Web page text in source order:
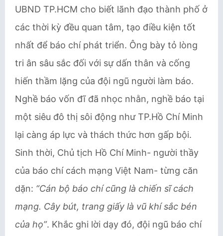
UBND TP.HCM cho biết lãnh đạo thành phố ở
các thời kỳ đều quan tâm, tạo điều kiện tốt
nhất để báo chí phát triển. Ông bày tỏ lòng
tri ân sâu sắc đối với sự dấn thân và cống
hiến thầm lặng của đội ngũ người làm báo.
Nghề báo vốn đĩ đã nhọc nhằn, nghề báo tại
một siêu đô thị sôi động như TP.Hồ Chí Minh
lại càng áp lực và thách thức hơn gấp bội.
Sinh thời, Chủ tịch Hồ Chí Minh- người thầy
của báo chí cách mạng Việt Nam- từng căn
dặn: “Cán bộ báo chí cũng là chiến sĩ cách
mạng. Cây bút, trang giấy là vũ khí sắc bén
của họ”. Khắc ghi lời dạy đó, đội ngũ báo chí